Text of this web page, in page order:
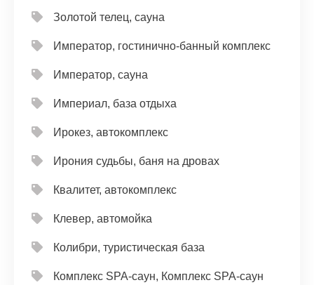
Золотой телец, сауна
Император, гостинично-банный комплекс
Император, сауна
Империал, база отдыха
Ирокез, автокомплекс
Ирония судьбы, баня на дровах
Квалитет, автокомплекс
Клевер, автомойка
Колибри, туристическая база
Комплекс SPA-саун, Комплекс SPA-саун